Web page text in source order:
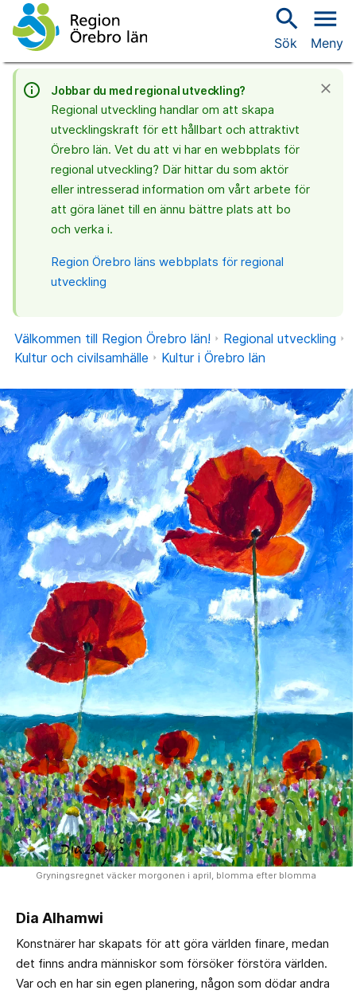
search
Sök
menu
Meny
info_outline
Jobbar du med regional utveckling?
Regional utveckling handlar om att skapa
utvecklingskraft för ett hållbart och attraktivt
Örebro län. Vet du att vi har en webbplats för
regional utveckling? Där hittar du som aktör
eller intresserad information om vårt arbete för
att göra länet till en ännu bättre plats att bo
och verka i.
Region Örebro läns webbplats för regional
utveckling
close
Välkommen till Region Örebro län!
Regional utveckling
Kultur och civilsamhälle
Kultur i Örebro län
Gryningsregnet väcker morgonen i april, blomma efter blomma
Dia Alhamwi
Konstnärer har skapats för att göra världen finare, medan
det finns andra människor som försöker förstöra världen.
Var och en har sin egen planering, någon som dödar andra